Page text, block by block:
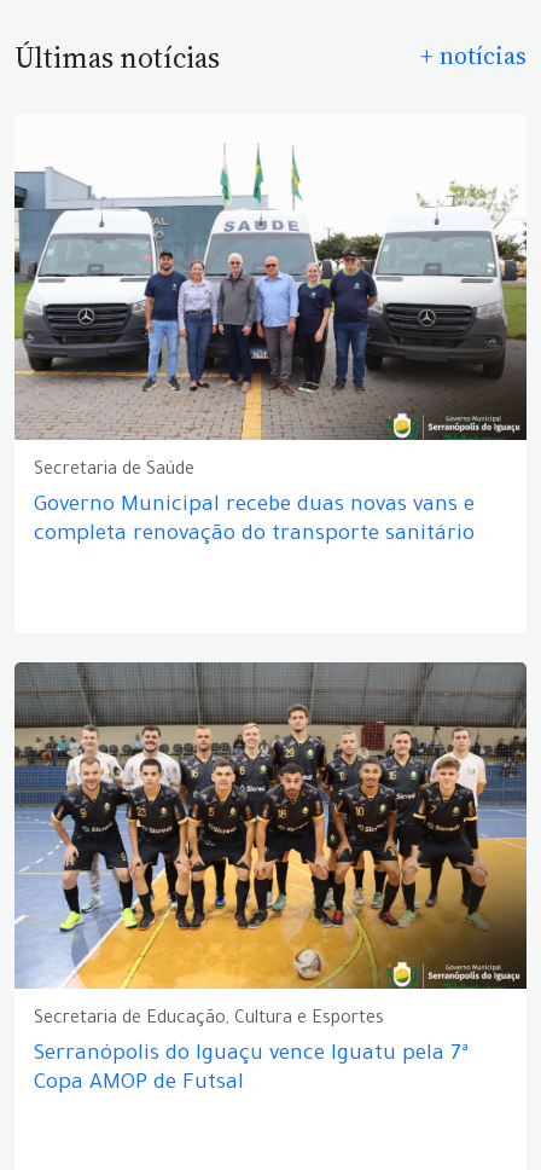
Últimas notícias + notícias
Secretaria de Saúde
Governo Municipal recebe duas novas vans e
completa renovação do transporte sanitário
Secretaria de Educação, Cultura e Esportes
Serranópolis do Iguaçu vence Iguatu pela 7ª
Copa AMOP de Futsal